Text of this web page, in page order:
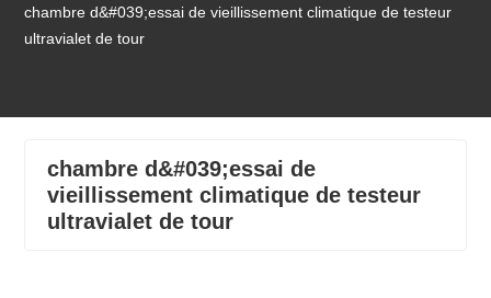
chambre d&#039;essai de vieillissement climatique de testeur
ultravialet de tour
chambre d&#039;essai de
vieillissement climatique de testeur
ultravialet de tour